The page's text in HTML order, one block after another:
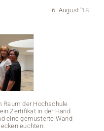
6. August '18
Raum der Hochschule
Zertifikat in der Hand.
eine gemusterte Wand